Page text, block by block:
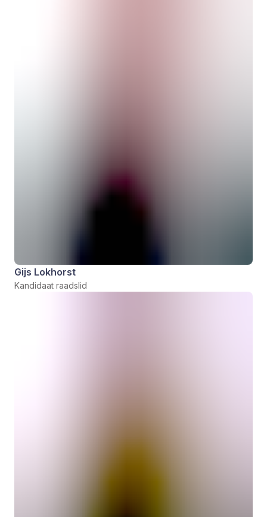
Gijs Lokhorst
Kandidaat raadslid